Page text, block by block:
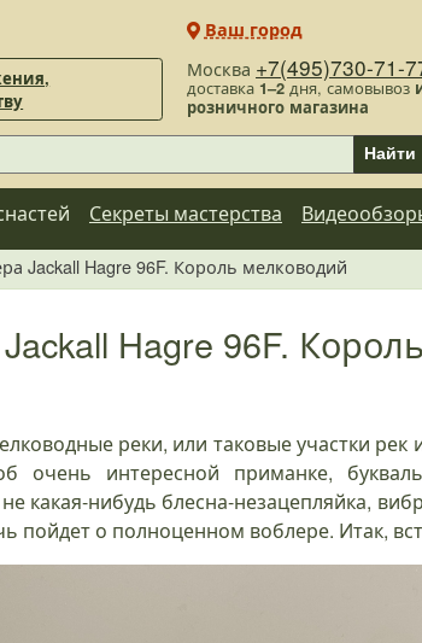
Москва +7(495)730-71-
доставка 1–2дня, самовывоз
розничного магазина
Ваш город
Найти
Секреты мастерства
Jackall Hagre 96F. Король мелководий
Hagre 96F.
реки, или таковые участки
очень интересной приманке,
какая-нибудь блесна-незацепляйка,
пойдет о полноценном воблере. Итак,